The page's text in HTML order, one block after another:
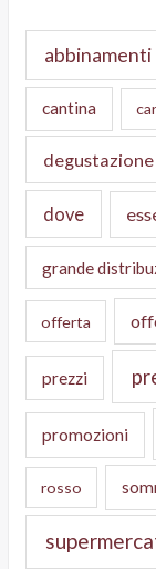
abbinamenti
cantina
degustazione
dove
grande
offerta
prezzi
promozioni
rosso